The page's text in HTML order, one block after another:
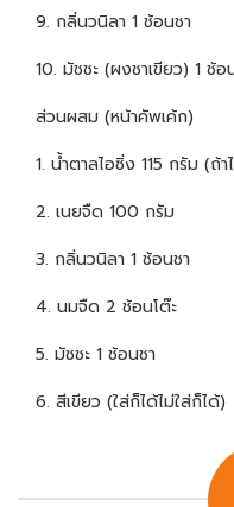
9. กลิ่นวนิลา 1 ช้อนชา
10. มัชชะ (ผงชาเขียว) 1 ช้อ
ส่วนผสม (หน้าคัพเค้ก)
1. น้ำตาลไอซิ่ง 115 กรัม (ถ้
2. เนยจืด 100 กรัม
3. กลิ่นวนิลา 1 ช้อนชา
4. นมจืด 2 ช้อนโต๊ะ
5. มัชชะ 1 ช้อนชา
6. สีเขียว (ใส่ก็ได้ไม่ใส่ก็ได้)